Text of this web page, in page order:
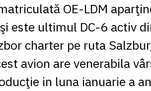
OE-LDM
este ultimul DC-6 activ
charter pe ruta
avion are venerabila
in luna ianuarie a